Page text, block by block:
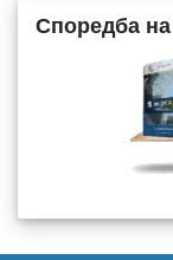
Споредба